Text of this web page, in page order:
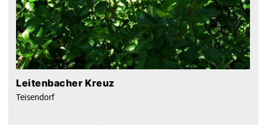
Leitenbacher Kreuz
Teisendorf